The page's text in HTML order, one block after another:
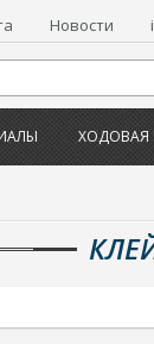
Новости
ХОДОВАЯ